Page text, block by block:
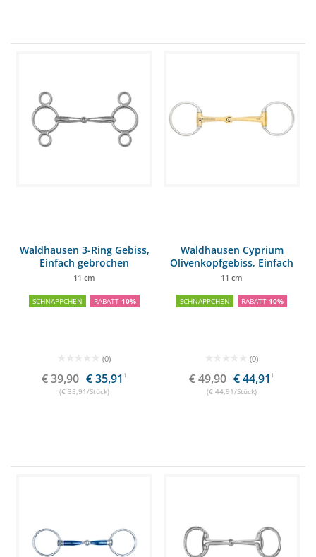
Waldhausen 3-Ring Gebiss,
Einfach gebrochen
11 cm
SCHNÄPPCHEN RABATT 10%
(0)
€ 39,90 € 35,91 1
(€ 35,91/Stück)
Waldhausen Cyprium
Olivenkopfgebiss, Einfach
gebrochen
11 cm
SCHNÄPPCHEN RABATT 10%
(0)
€ 49,90 € 44,91 1
(€ 44,91/Stück)